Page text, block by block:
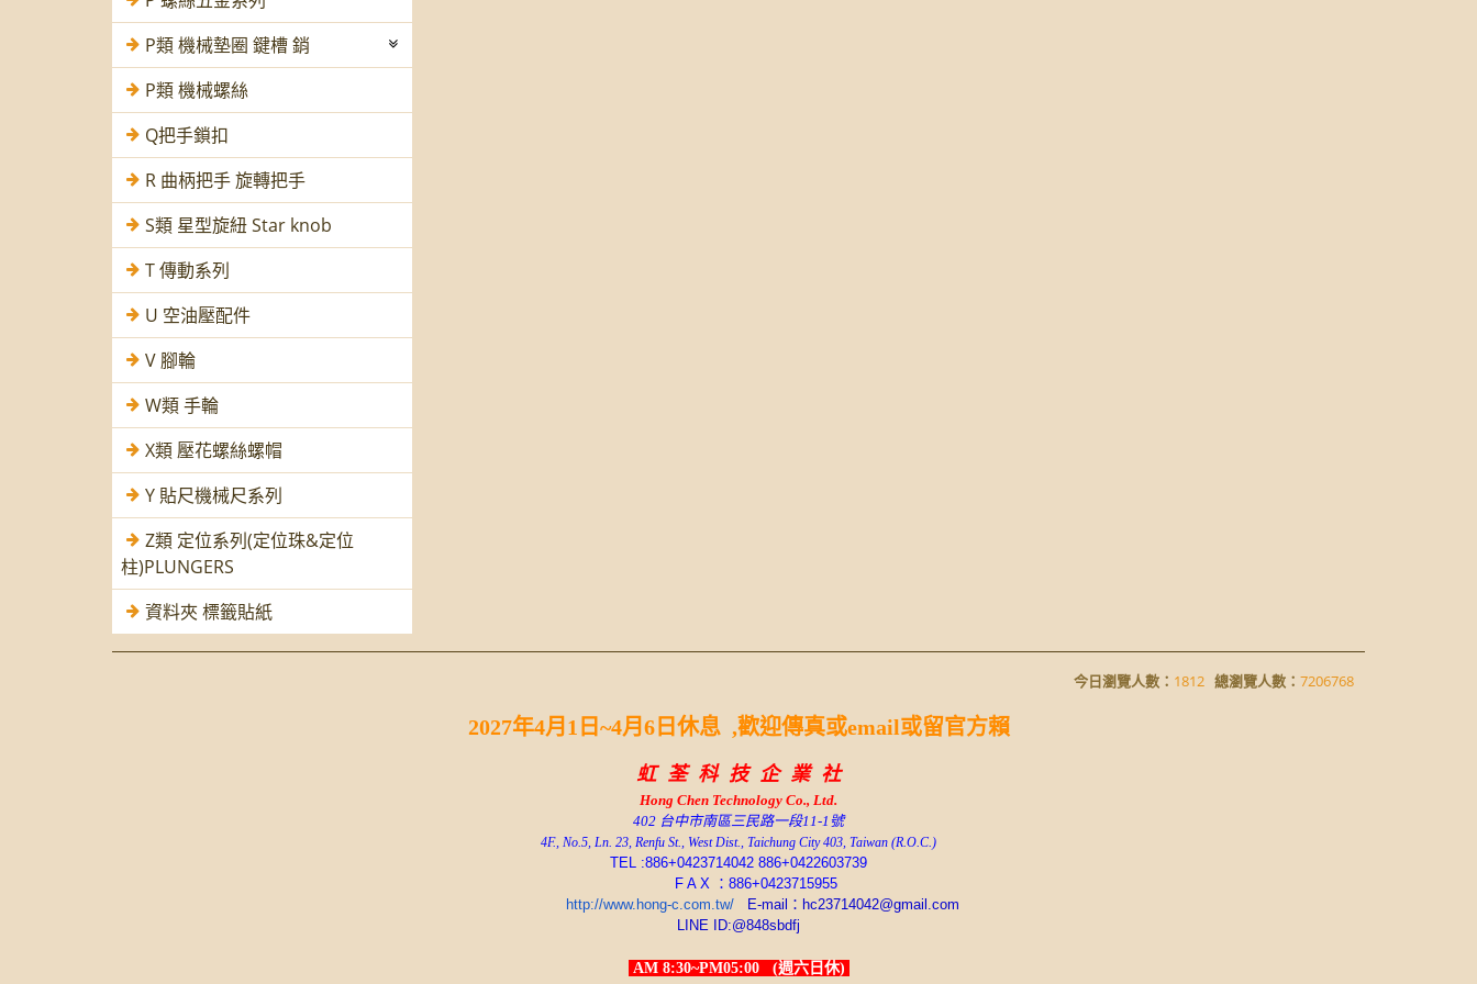
P類 機械墊圈 鍵槽 銷
P類 機械螺絲
Q把手鎖扣
R 曲柄把手 旋轉把手
S類 星型旋紐 Star knob
T 傳動系列
U 空油壓配件
V 腳輪
W類 手輪
X類 壓花螺絲螺帽
Y 貼尺機械尺系列
Z類 定位系列(定位珠&定位
柱)PLUNGERS
資料夾 標籤貼紙
今日瀏覽人數： 1812 總瀏覽人數： 7206768
2027年4月1日~4月6日休息 ,歡迎傳真或email或留官方賴
虹 荃 科 技 企 業 社
Hong Chen Technology Co., Ltd.
402 台中市南區三民路一段11-1號
4F., No.5, Ln. 23, Renfu St., West Dist., Taichung City 403, Taiwan (R.O.C.)
TEL :886+0423714042 886+0422603739
F A X ：886+0423715955
http://www.hong-c.com.tw/
E-mail：hc23714042@gmail.com
LINE ID:@848sbdfj
AM 8:30~PM05:00 (週六日休)